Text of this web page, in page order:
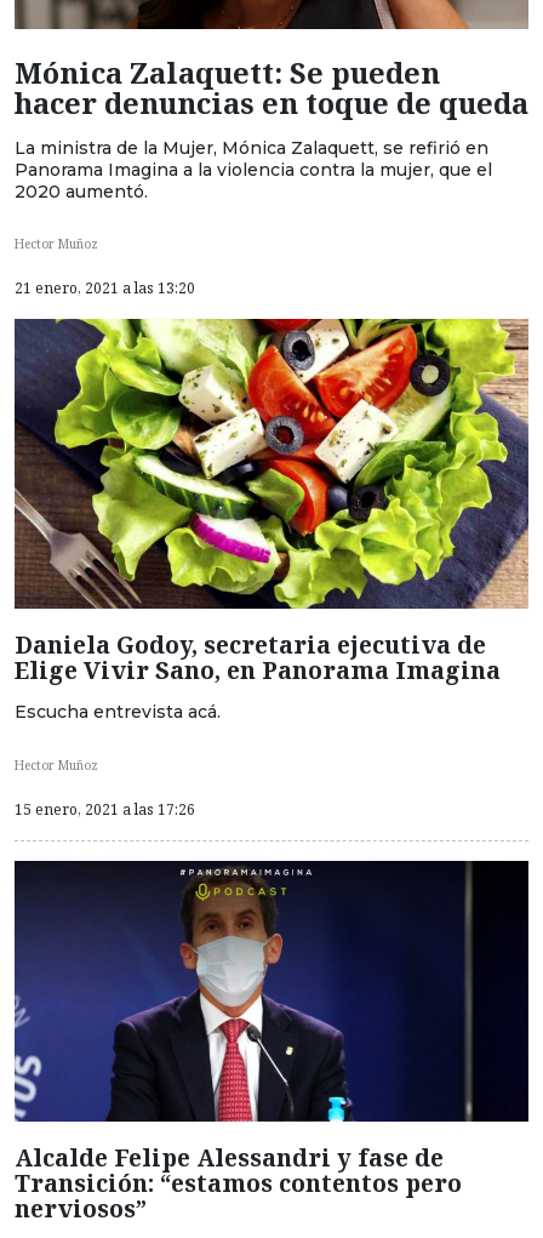
Mónica Zalaquett: Se pueden
hacer denuncias en toque de queda
La ministra de la Mujer, Mónica Zalaquett, se refirió en
Panorama Imagina a la violencia contra la mujer, que el
2020 aumentó.
Hector Muñoz
21 enero, 2021 a las 13:20
Daniela Godoy, secretaria ejecutiva de
Elige Vivir Sano, en Panorama Imagina
Escucha entrevista acá.
Hector Muñoz
15 enero, 2021 a las 17:26
Alcalde Felipe Alessandri y fase de
Transición: “estamos contentos pero
nerviosos”